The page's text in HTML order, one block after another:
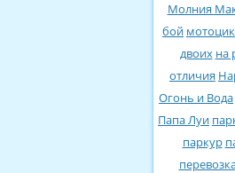
Молния
бой
двоих на
отличия
Огонь и Вода
Папа Луи
паркур